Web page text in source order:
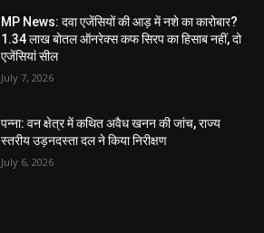
MP News: दवा एजेंसियों की आड़ में नशे का कारोबार?
1.34 लाख बोतल ऑनरेक्स कफ सिरप का हिसाब नहीं, दो
एजेंसियां सील
July 7, 2026
पन्ना: वन क्षेत्र में कथित अवैध खनन की जांच, राज्य
स्तरीय उड़नदस्ता दल ने किया निरीक्षण
July 6, 2026